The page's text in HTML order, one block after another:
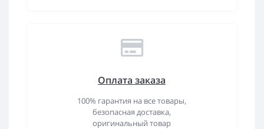
Оплата заказа
100% гарантия на все товары,
безопасная доставка,
оригинальный товар